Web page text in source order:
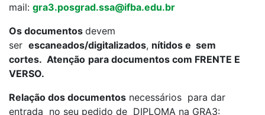
mail: gra3.posgrad.ssa@ifba.edu.br
Os documentos devem
ser escaneados/digitalizados, nítidos e sem
cortes. Atenção para documentos com FRENTE E
VERSO.
Relação dos documentos necessários para dar
entrada no seu pedido de DIPLOMA na GRA3: